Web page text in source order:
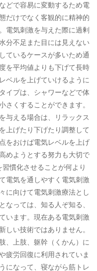
どで容易に変動するため電
だけでなく客観的に精神的
電気刺激を与えた際に過剰
分不足また目には見えない
ているケースが多いため通
を平均値よりも下げて長時
ベルを上げていけるように
イプは、シャワーなどで体
さくすることができます。
与える場合は、リラックス
上げたり下げたり調整して
をおけば電気レベルを上げ
めようとする努力も大切で
慣化させることが何より
電気を通しやすく電気刺激
に向けて電気刺激療法とし
なっては、知る人ぞ知る、
います。現在ある電気刺激
しい技術ではありません。
、上肢、躯幹（くかん）に
疲労回復に利用されていま
になって、寝ながら筋トレ